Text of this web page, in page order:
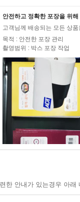
안전하고 정확한 포장을 위
고객님께 배송되는 모든 상
목적 : 안전한 포장 관리
촬영범위 : 박스 포장 작업
한 안내가 있는경우 아